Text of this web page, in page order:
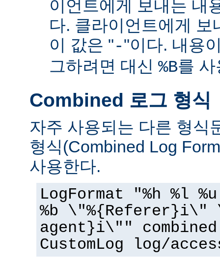
이언트에게 보내는 내
다. 클라이언트에게
이 값은 "-"이다. 내용
그하려면 대신 %B를
Combined 로그 형식
자주 사용되는 다른 형식
형식(Combined Log
사용한다.
LogFormat "%h %l
%b \"%{Referer}i\"
agent}i\"" combined
CustomLog log/